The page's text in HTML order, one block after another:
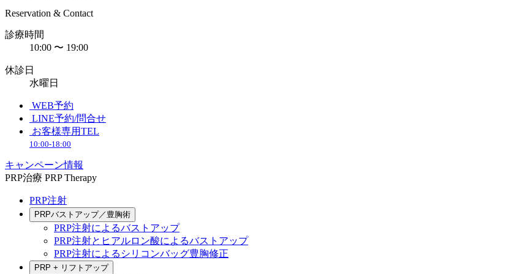
Reservation & Contact
診療時間
10:00 〜 19:00
休診日
水曜日
WEB予約
LINE予約/問合せ
お客様専用TEL
10:00-18:00
キャンペーン情報
PRP治療 PRP Therapy
PRP注射
PRPバストアップ／豊胸術
PRP注射によるバストアップ
PRP注射とヒアルロン酸によるバストアップ
PRP注射によるシリコンバッグ豊胸修正
PRP + リフトアップ